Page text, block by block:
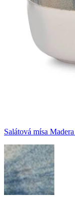
Salátová mísa